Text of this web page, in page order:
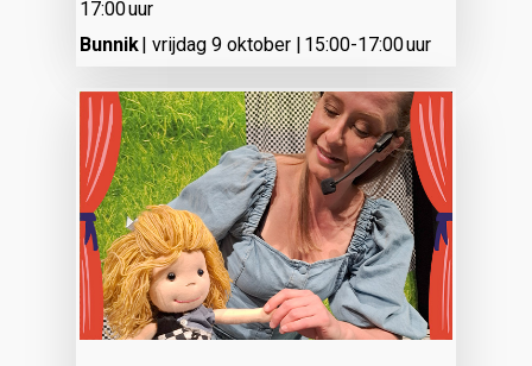
17:00 uur
Bunnik| vrijdag 9 oktober | 15:00-17:00 uur